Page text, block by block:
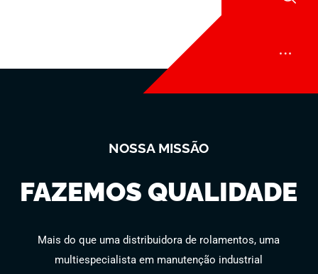
FAZEMOS QUALIDADE
NOSSA MISSÃO
Mais do que uma distribuidora de rolamentos, uma
multiespecialista em manutenção industrial